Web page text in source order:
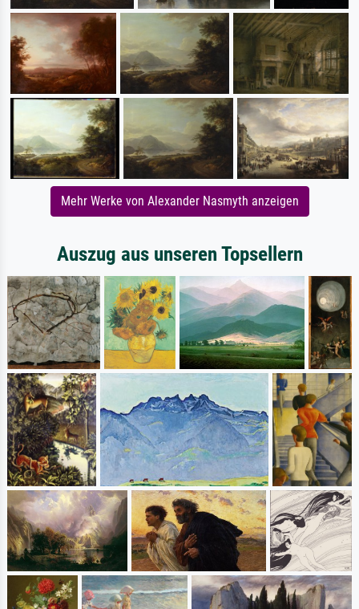
Mehr Werke von Alexander Nasmyth anzeigen
Auszug aus unseren Topsellern